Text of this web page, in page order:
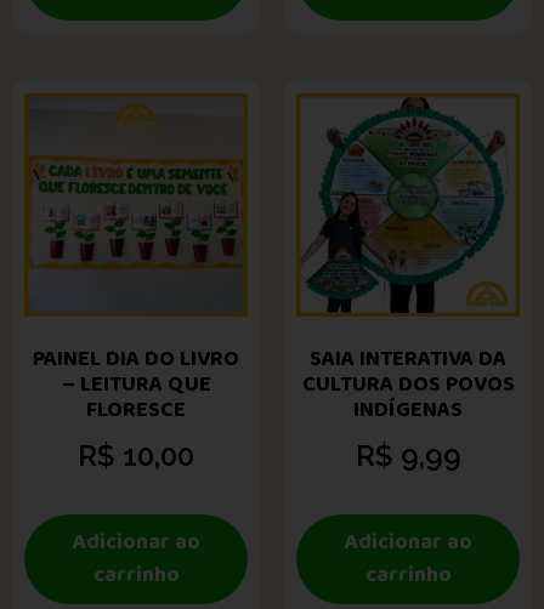
PAINEL DIA DO LIVRO
– LEITURA QUE
FLORESCE
R$ 10,00
Adicionar ao
carrinho
SAIA INTERATIVA DA
CULTURA DOS POVOS
INDÍGENAS
R$ 9,99
Adicionar ao
carrinho